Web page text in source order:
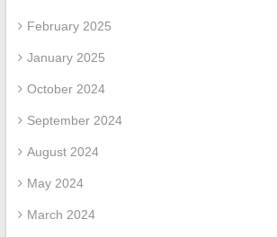
February 2025
January 2025
October 2024
September 2024
August 2024
May 2024
March 2024